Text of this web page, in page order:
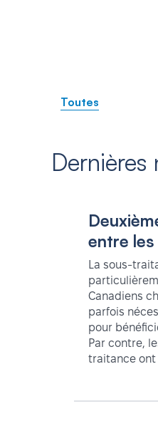
Toutes
Dernières
entre les
La sous-
Canadiens
parfois
pour
Par contre,
traitance ont